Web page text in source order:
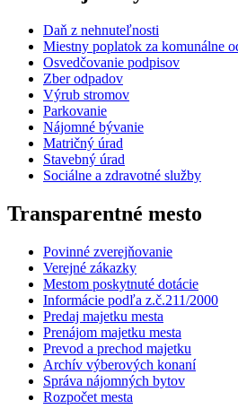
Daň z nehnuteľnosti
Miestny poplatok za komunálne
Osvedčovanie podpisov
Zber odpadov
Výrub stromov
Parkovanie
Nájomné bývanie
Matričný úrad
Stavebný úrad
Sociálne a zdravotné služby
Transparentné mesto
Povinné zverejňovanie
Verejné zákazky
Mestom poskytnuté dotácie
Informácie podľa z.č.211/2000
Predaj majetku mesta
Prenájom majetku mesta
Prevod a prechod majetku
Archív výberových konaní
Správa nájomných bytov
Rozpočet mesta